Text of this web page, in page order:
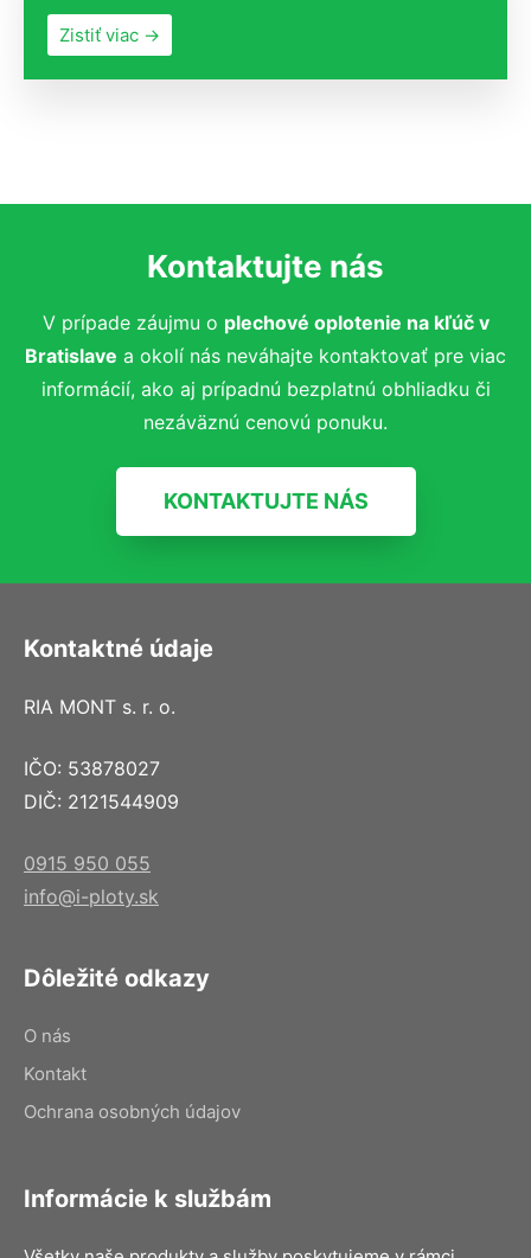
Zistiť viac →
Kontaktujte nás
V prípade záujmu o plechové oplotenie na kľúčv
Bratislave a okolí nás neváhajte kontaktovať pre viac
informácií, ako aj prípadnú bezplatnú obhliadku či
nezáväznú cenovú ponuku.
KONTAKTUJTE NÁS
Kontaktné údaje
RIA MONT s. r. o.
IČO: 53878027
DIČ: 2121544909
0915 950 055
info@i-ploty.sk
Dôležité odkazy
O nás
Kontakt
Ochrana osobných údajov
Informácie k službám